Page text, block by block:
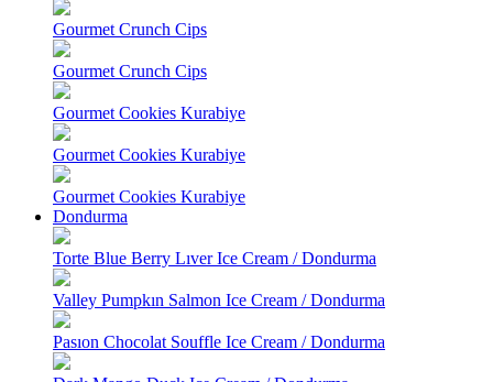
Gourmet Crunch Cips
Gourmet Crunch Cips
Gourmet Cookies Kurabiye
Gourmet Cookies Kurabiye
Gourmet Cookies Kurabiye
Dondurma
Torte Blue Berry Lıver Ice Cream / Dondurma
Valley Pumpkın Salmon Ice Cream / Dondurma
Pasıon Chocolat Souffle Ice Cream / Dondurma